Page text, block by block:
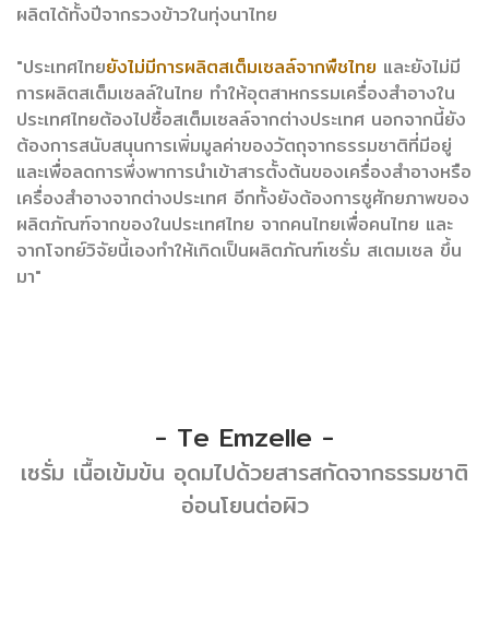
ผลิตได้ทั้งปีจากรวงข้าวในทุ่งนาไทย
"ประเทศไทยยังไม่มีการผลิตสเต็มเซลล์จากพืชไทย และยังไม่มี
การผลิตสเต็มเซลล์ในไทย ทำให้อุตสาหกรรมเครื่องสำอางใน
ประเทศไทยต้องไปซื้อสเต็มเซลล์จากต่างประเทศ นอกจากนี้ยัง
ต้องการสนับสนุนการเพิ่มมูลค่าของวัตถุจากธรรมชาติที่มีอยู่
และเพื่อลดการพึ่งพาการนำเข้าสารตั้งต้นของเครื่องสำอางหรือ
เครื่องสำอางจากต่างประเทศ อีกทั้งยังต้องการชูศักยภาพของ
ผลิตภัณฑ์จากของในประเทศไทย จากคนไทยเพื่อคนไทย และ
จากโจทย์วิจัยนี้เองทำให้เกิดเป็นผลิตภัณฑ์เซรั่ม สเตมเซล ขึ้น
มา"
- Te Emzelle -
เซรั่ม เนื้อเข้มข้น อุดมไปด้วยสารสกัดจากธรรมชาติ
อ่อนโยนต่อผิว